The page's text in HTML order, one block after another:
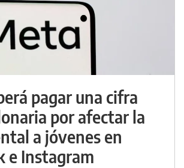
pagar una cifra
por afectar la
a jóvenes en
e Instagram